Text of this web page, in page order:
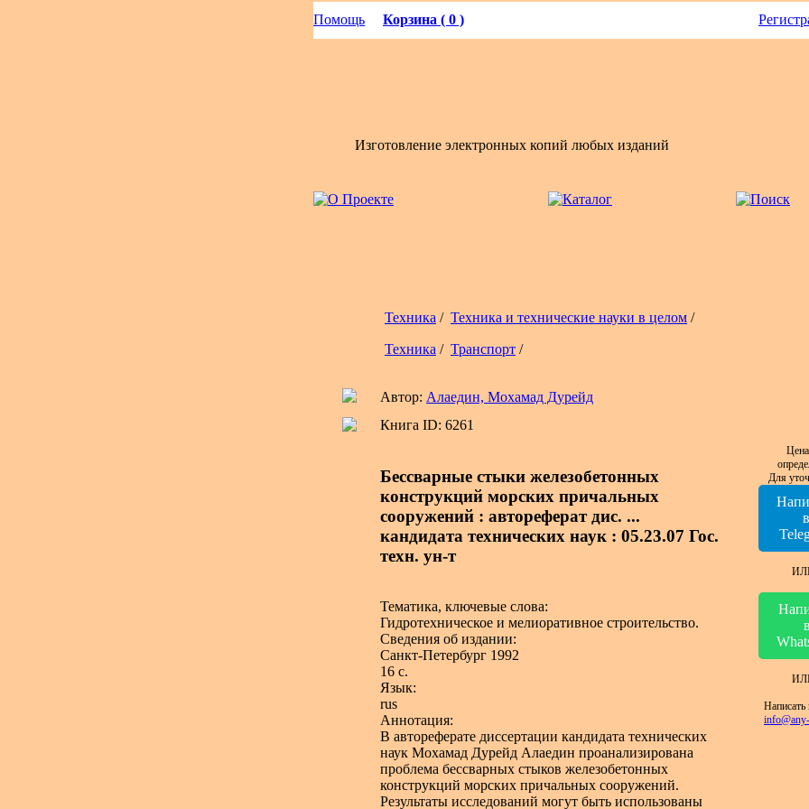
Помощь Корзина ( 0 )
Изготовление электронных копий любых изданий
Техника / Техника и технические науки в целом /
Техника / Транспорт /
Автор: Алаедин, Мохамад Дурейд
Книга ID: 6261
Бессварные стыки железобетонных
конструкций морских причальных
сооружений : автореферат дис. ...
кандидата технических наук : 05.23.07 Гос.
техн. ун-т
Тематика, ключевые слова:
Гидротехническое и мелиоративное строительство.
Сведения об издании:
Санкт-Петербург 1992
16 с.
Язык:
rus
Аннотация:
В автореферате диссертации кандидата технических
наук Мохамад Дурейд Алаедин проанализирована
проблема бессварных стыков железобетонных
конструкций морских причальных сооружений.
Результаты исследований могут быть использованы
Для
в
в
Написать